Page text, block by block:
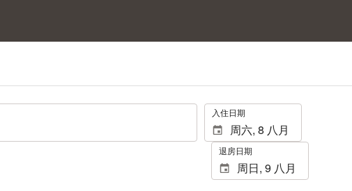
. 入住日期
退房日期